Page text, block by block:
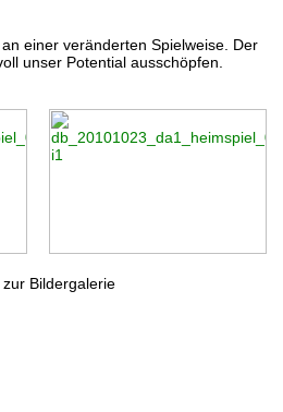
einer veränderten Spielweise. Der
unser Potential ausschöpfen.
Bildergalerie